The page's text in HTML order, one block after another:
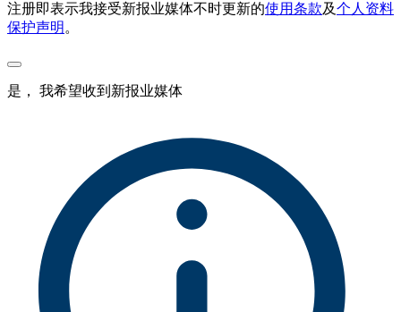
注册即表示我接受新报业媒体不时更新的使用条款及个人资料
保护声明 。
是， 我希望收到新报业媒体